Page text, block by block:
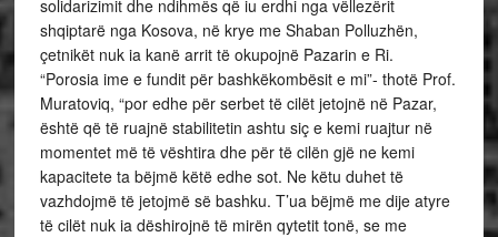
solidarizimit dhe ndihmës që iu erdhi nga vëllezërit
shqiptarë nga Kosova, në krye me Shaban Polluzhën,
çetnikët nuk ia kanë arrit të okupojnë Pazarin e Ri.
“Porosia ime e fundit për bashkëkombësit e mi”- thotë Prof.
Muratoviq, “por edhe për serbet të cilët jetojnë në Pazar,
është që të ruajnë stabilitetin ashtu siç e kemi ruajtur në
momentet më të vështira dhe për të cilën gjë ne kemi
kapacitete ta bëjmë këtë edhe sot. Ne këtu duhet të
vazhdojmë të jetojmë së bashku. T’ua bëjmë me dije atyre
të cilët nuk ia dëshirojnë të mirën qytetit tonë, se me